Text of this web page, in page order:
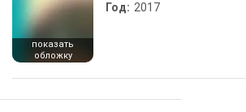
показать
обложку
Год: 2017